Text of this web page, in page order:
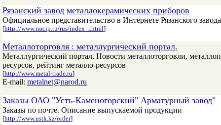
Рязанский завод металлокерамических приборов
Официальное представительство в Интернете Рязанского
[http://www.rmcip.ru/rus/index_r.html]
Металлоторговля : металлургический портал.
Металлургический портал. Новости металлоторговли,
ресурсов, рейтинг металло-ресурсов
[http://www.metal-trade.ru]
E-mail: metalnet@narod.ru
Заказы ОАО "Усть-Каменогорский" Арматурный завод"
Заказы по почте. Oписание выпускаемой продукции
[http://www.ustk.kz/order]